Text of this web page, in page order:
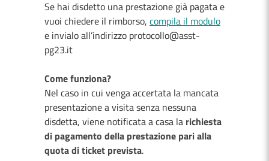
Se hai disdetto una prestazione già pagata e
vuoi chiedere il rimborso, compila il modulo
e invialo all’indirizzo protocollo@asst-
pg23.it
Come funziona?
Nel caso in cui venga accertata la mancata
presentazione a visita senza nessuna
disdetta, viene notificata a casa la richiesta
di pagamento della prestazione pari alla
quota di ticket prevista.